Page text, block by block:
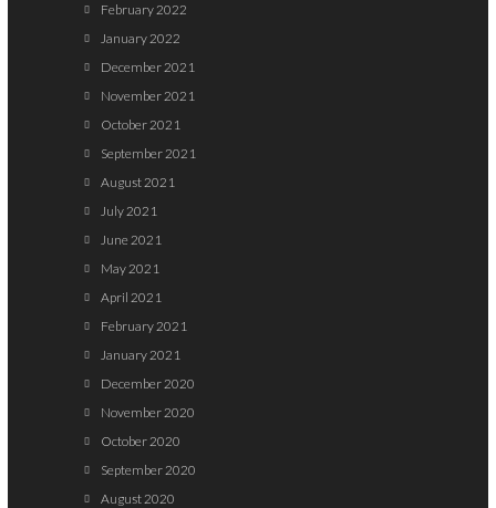
February 2022
January 2022
December 2021
November 2021
October 2021
September 2021
August 2021
July 2021
June 2021
May 2021
April 2021
February 2021
January 2021
December 2020
November 2020
October 2020
September 2020
August 2020